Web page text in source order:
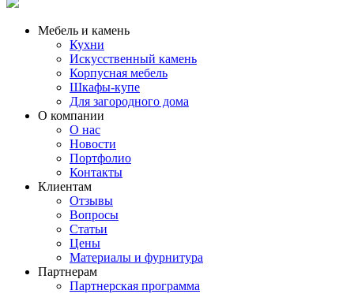
Мебель и камень
Кухни
Искусственный камень
Корпусная мебель
Шкафы-купе
Для загородного дома
О компании
О нас
Новости
Портфолио
Контакты
Клиентам
Отзывы
Вопросы
Статьи
Цены
Материалы и фурнитура
Партнерам
Партнерская программа